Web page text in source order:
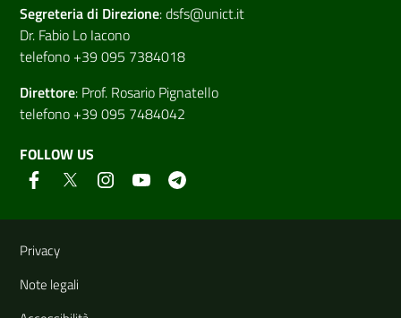
Segreteria di Direzione:dsfs@unict.it
Dr. Fabio Lo Iacono
telefono +39 095 7384018
Direttore: Prof. Rosario Pignatello
telefono +39 095 7484042
FOLLOW US
Useful links and information
Privacy
Note legali